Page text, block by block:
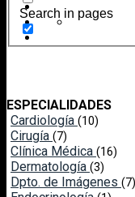
Search in pages
ESPECIALIDADES
Cardiología (10)
Cirugía (7)
Clínica Médica (16)
Dermatología (3)
Dpto. de Imágenes (7)